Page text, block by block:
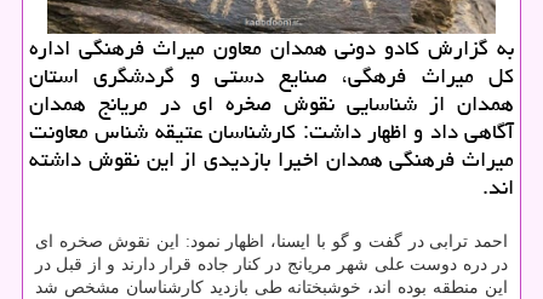
به گزارش كادو دونی همدان معاون میراث فرهنگی اداره
كل میراث فرهگی، صنایع دستی و گردشگری استان
همدان از شناسایی نقوش صخره ای در مریانج همدان
آگاهی داد و اظهار داشت: كارشناسان عتیقه شناس معاونت
میراث فرهنگی همدان اخیرا بازدیدی از این نقوش داشته
اند.
احمد ترابی در گفت و گو با ایسنا، اظهار نمود: این نقوش صخره ای
در دره دوست علی شهر مریانج در کنار جاده قرار دارند و از قبل در
این منطقه بوده اند، خوشبختانه طی بازدید کارشناسان مشخص شد